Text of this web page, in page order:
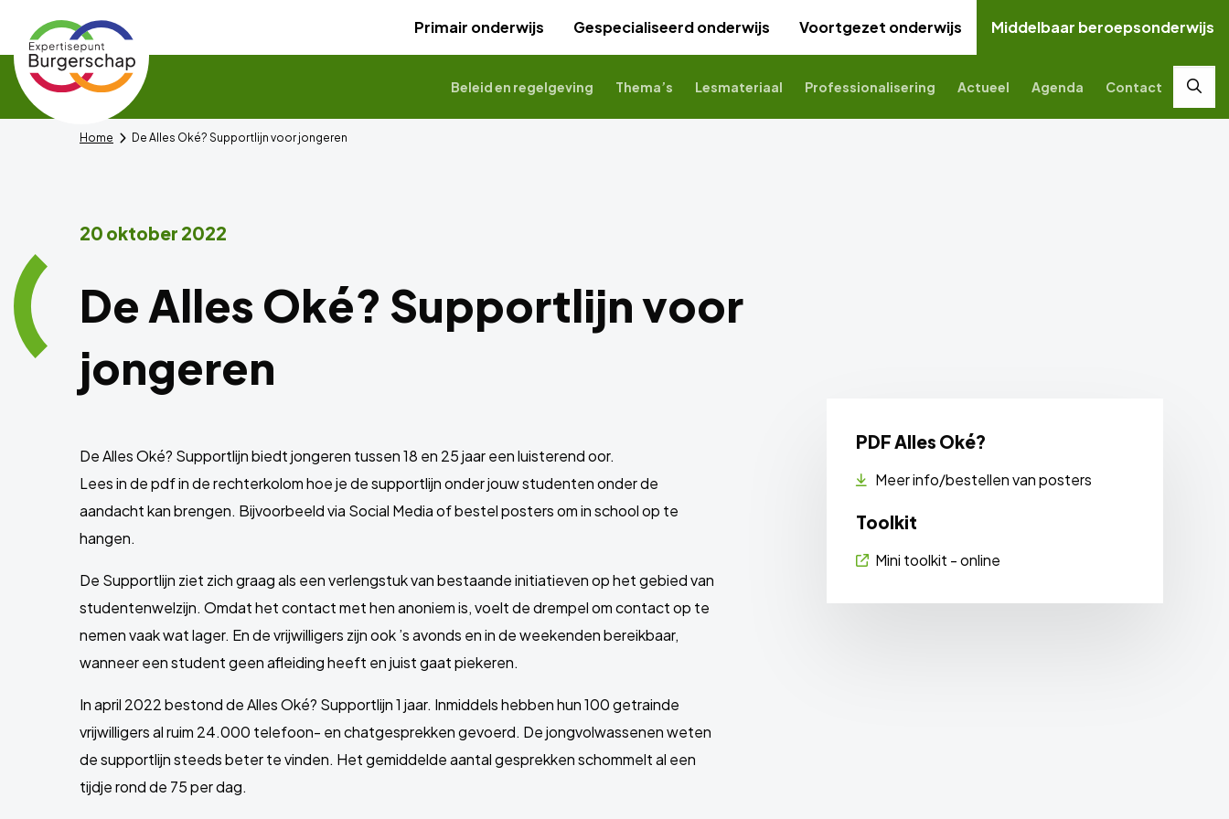
Expertisepunt
Burgerschap
Primair onderwijs Gespecialiseerd onderwijs Voortgezet onderwijs Middelbaar beroepsonderwijs
Beleid en regelgeving Thema’s Lesmateriaal Professionalisering Actueel Agenda Contact
Home De Alles Oké? Supportlijn voor jongeren
De Alles Oké? Supportlijn voor
jongeren
20 oktober 2022
De Alles Oké? Supportlijn biedt jongeren tussen 18 en 25 jaar een luisterend oor.
Lees in de pdf in de rechterkolom hoe je de supportlijn onder jouw studenten onder de
aandacht kan brengen. Bijvoorbeeld via Social Media of bestel posters om in school op te
hangen.
De Supportlijn ziet zich graag als een verlengstuk van bestaande initiatieven op het gebied van
studentenwelzijn. Omdat het contact met hen anoniem is, voelt de drempel om contact op te
nemen vaak wat lager. En de vrijwilligers zijn ook ’s avonds en in de weekenden bereikbaar,
wanneer een student geen afleiding heeft en juist gaat piekeren.
In april 2022 bestond de Alles Oké? Supportlijn 1 jaar. Inmiddels hebben hun 100 getrainde
vrijwilligers al ruim 24.000 telefoon- en chatgesprekken gevoerd. De jongvolwassenen weten
de supportlijn steeds beter te vinden. Het gemiddelde aantal gesprekken schommelt al een
tijdje rond de 75 per dag.
PDF Alles Oké?
Meer info/bestellen van posters
Toolkit
Mini toolkit - online